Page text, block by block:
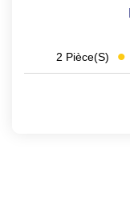
2 Pièce(s)